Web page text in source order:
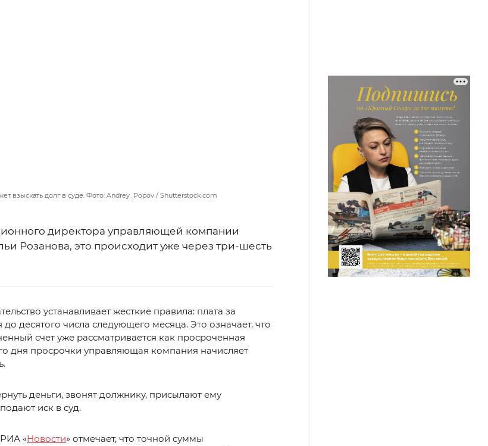
взыскать долг в суде. Фото: Andrey_Popov / Shutterstock.com
директора управляющей компании
Розанова, это происходит уже через три-шесть
устанавливает жесткие правила: плата за
десятого числа следующего месяца. Это означает, что
счет уже рассматривается как просроченная
дня просрочки управляющая компания начисляет
деньги, звонят должнику, присылают ему
иск в суд.
«Новости» отмечает, что точной суммы